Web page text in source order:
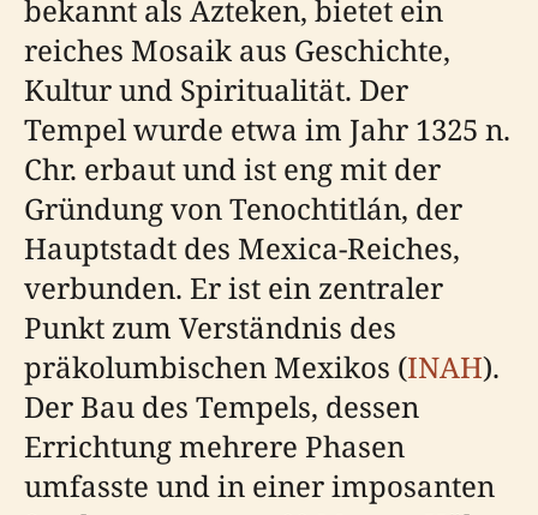
bekannt als Azteken, bietet ein
reiches Mosaik aus Geschichte,
Kultur und Spiritualität. Der
Tempel wurde etwa im Jahr 1325 n.
Chr. erbaut und ist eng mit der
Gründung von Tenochtitlán, der
Hauptstadt des Mexica-Reiches,
verbunden. Er ist ein zentraler
Punkt zum Verständnis des
präkolumbischen Mexikos (INAH).
Der Bau des Tempels, dessen
Errichtung mehrere Phasen
umfasste und in einer imposanten